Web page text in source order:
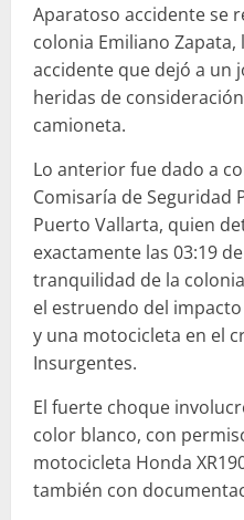
Aparatoso accidente se
colonia Emiliano
accidente que dejó a un
heridas de
camioneta.
Lo anterior fue dado a
Comisaría de Seguridad
Puerto Vallarta, quien
exactamente las 03:19
tranquilidad de la
el estruendo del
y una motocicleta en el
Insurgentes.
El fuerte choque
color blanco, con
motocicleta Honda
también con